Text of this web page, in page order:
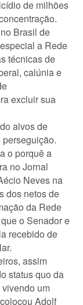
de milhões
Brasil de
a Rede
técnicas de
calúnia e
excluir sua
alvos de
o porquê a
no Jornal
Neves na
dos netos de
da Rede
o Senador e
recebido de
assim
status quo da
um
Adolf